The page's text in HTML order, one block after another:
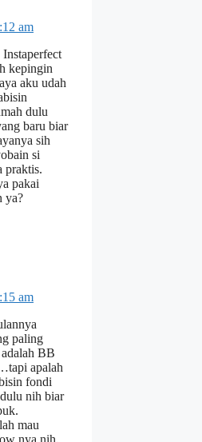
am
kepingin
aku udah
dulu
baru biar
sih
si
praktis.
pakai
ya?
am
paling
BB
apalah
fondi
nih biar
mau
nya nih,